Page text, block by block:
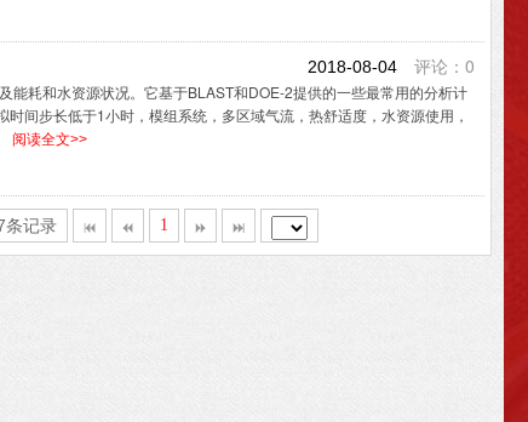
2018-08-04 评论：0
能耗和水资源状况。它基于BLAST和DOE-2提供的一些最常用的分析计
间步长低于1小时，模组系统，多区域气流，热舒适度，水资源使用，
阅读全文>>
记录 1